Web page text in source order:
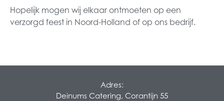
Hopelijk mogen wij elkaar ontmoeten op een
verzorgd feest in Noord-Holland of op ons bedrijf.
Adres:
Deinums Catering, Corantijn 55